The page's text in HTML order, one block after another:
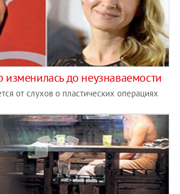
изменилась до неузнаваемости
от слухов о пластических операциях